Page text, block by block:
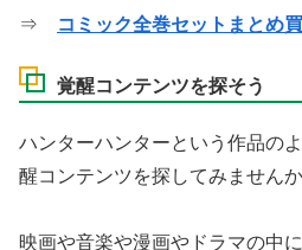
⇒ コミック全巻セットまとめ
覚醒コンテンツを探そう
ハンターハンターという作品の
醒コンテンツを探してみません
映画や音楽や漫画やドラマの中